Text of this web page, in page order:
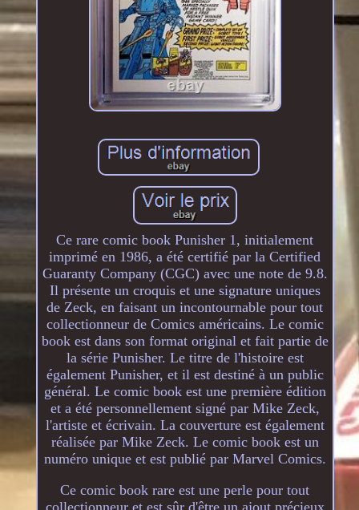
Ce rare comic book Punisher 1, initialement
imprimé en 1986, a été certifié par la Certified
Guaranty Company (CGC) avec une note de 9.8.
Il présente un croquis et une signature uniques
de Zeck, en faisant un incontournable pour tout
collectionneur de Comics américains. Le comic
book est dans son format original et fait partie de
la série Punisher. Le titre de l'histoire est
également Punisher, et il est destiné à un public
général. Le comic book est une première édition
et a été personnellement signé par Mike Zeck,
l'artiste et écrivain. La couverture est également
réalisée par Mike Zeck. Le comic book est un
numéro unique et est publié par Marvel Comics.
Ce comic book rare est une perle pour tout
collectionneur et est sûr d'être un ajout précieux